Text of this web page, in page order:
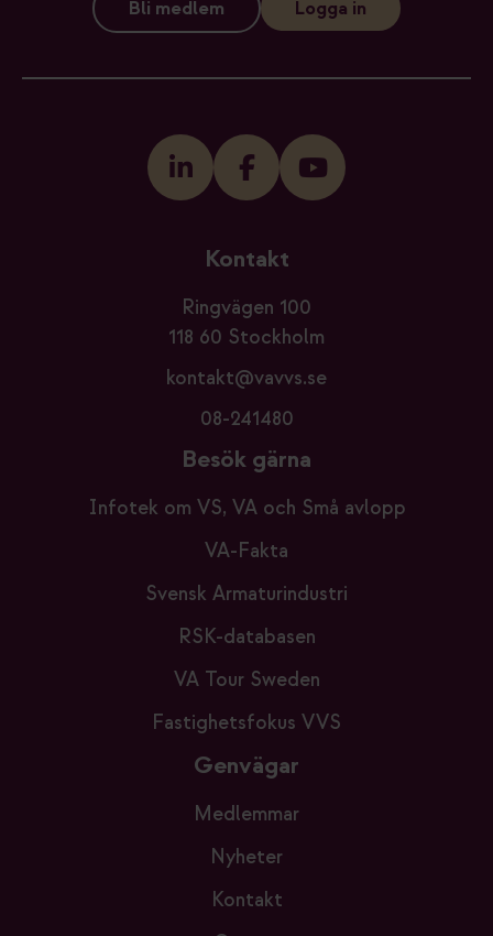
Bli medlem Logga in
Kontakt
Ringvägen 100
118 60 Stockholm
kontakt@vavvs.se
08-241480
Besök gärna
Infotek om VS, VA och Små avlopp
VA-Fakta
Svensk Armaturindustri
RSK-databasen
VA Tour Sweden
Fastighetsfokus VVS
Genvägar
Medlemmar
Nyheter
Kontakt